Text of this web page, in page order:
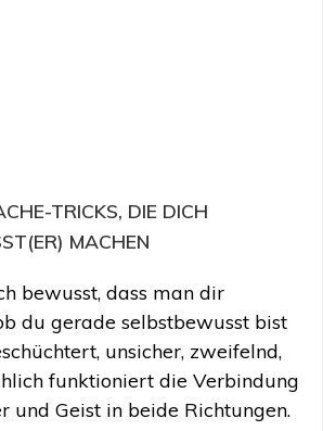
TRICKS, DIE DICH
MACHEN
bewusst, dass man dir
du gerade selbstbewusst bist
unsicher, zweifelnd,
funktioniert die Verbindung
und Geist in beide Richtungen.